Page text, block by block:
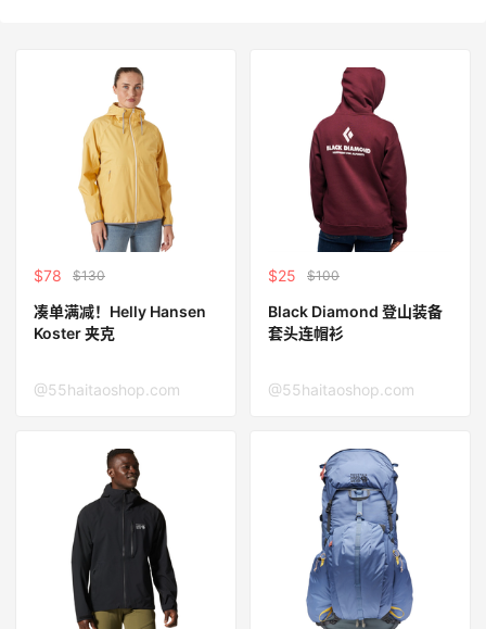
$78 $130
凑单满减！Helly Hansen
Koster 夹克
@55haitaoshop.com
$25 $100
Black Diamond 登山装备
套头连帽衫
@55haitaoshop.com